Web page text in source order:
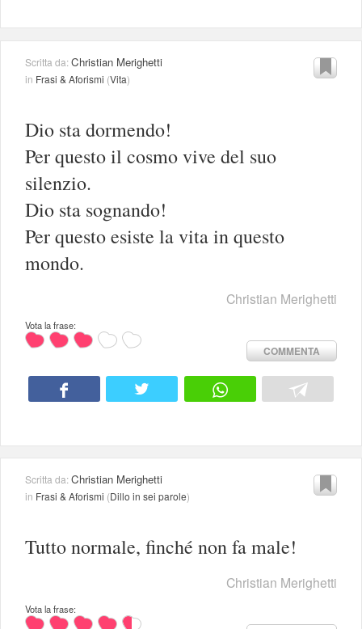
Scritta da:Christian Merighetti
in Frasi & Aforismi (Vita)
Dio sta dormendo!
Per questo il cosmo vive del suo
silenzio.
Dio sta sognando!
Per questo esiste la vita in questo
mondo.
Christian Merighetti
Vota la frase:
COMMENTA
Scritta da:Christian Merighetti
in Frasi & Aforismi (Dillo in sei parole)
Tutto normale, finché non fa male!
Christian Merighetti
Vota la frase: